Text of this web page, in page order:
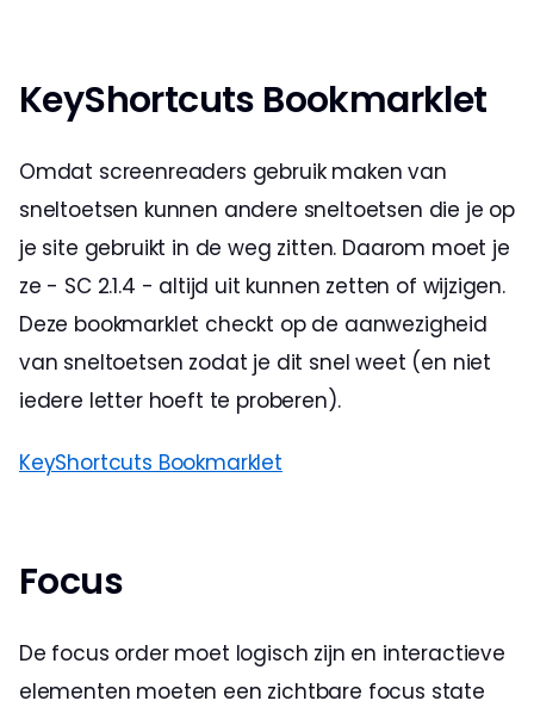
KeyShortcuts Bookmarklet
Omdat screenreaders gebruik maken van
sneltoetsen kunnen andere sneltoetsen die je op
je site gebruikt in de weg zitten. Daarom moet je
ze - SC 2.1.4 - altijd uit kunnen zetten of wijzigen.
Deze bookmarklet checkt op de aanwezigheid
van sneltoetsen zodat je dit snel weet (en niet
iedere letter hoeft te proberen).
KeyShortcuts Bookmarklet
Focus
De focus order moet logisch zijn en interactieve
elementen moeten een zichtbare focus state